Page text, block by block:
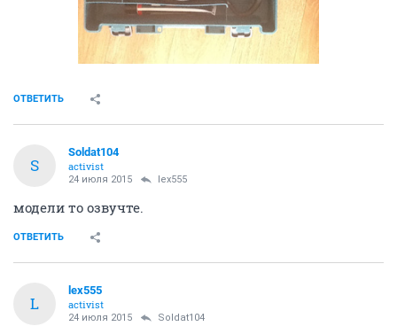
ОТВЕТИТЬ
S
Soldat104
activist
24 июля 2015 lex555
модели то озвучте.
ОТВЕТИТЬ
L
lex555
activist
24 июля 2015 Soldat104